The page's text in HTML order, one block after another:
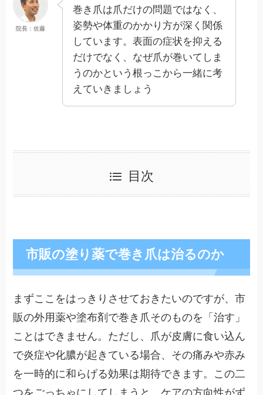
院長：佐藤
巻き爪は爪だけの問題ではなく、
姿勢や体重のかかり方が深く関係
しています。表面の症状を抑える
だけでなく、なぜ爪が巻いてしま
うのかという根っこから一緒に考
えていきましょう
目次
市販の塗り薬で巻き爪は治るのか
まずここをはっきりさせておきたいのですが、市
販の外用薬や塗布剤で巻き爪そのものを「治す」
ことはできません。ただし、爪が皮膚に食い込ん
で炎症や化膿が起きている場合、その痛みや赤み
を一時的に和らげる効果は期待できます。この二
つをごっちゃにしてしまうと、ケアの方向性がず